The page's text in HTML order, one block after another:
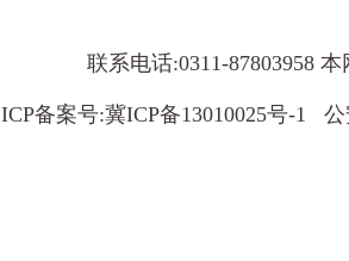
联系电话:0311-87803958
ICP备案号:冀ICP备13010025号-1 公